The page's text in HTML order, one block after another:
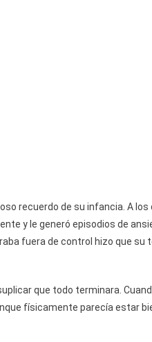
recuerdo de su infancia. A
y le generó episodios de
fuera de control hizo que
que todo terminara.
físicamente parecía estar